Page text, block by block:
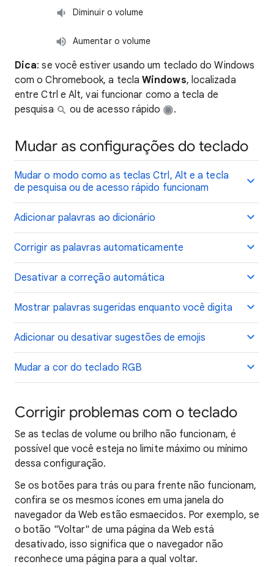
Diminuir o volume
Aumentar o volume
Dica: se você estiver usando um teclado do Windows
com o Chromebook, a teclaWindows, localizada
entre Ctrl e Alt, vai funcionar como a tecla de
pesquisa
ou de acesso rápido .
Mudar as configurações do teclado
Mudar o modo como as teclas Ctrl, Alt e a tecla
de pesquisa ou de acesso rápido funcionam
Adicionar palavras ao dicionário
Corrigir as palavras automaticamente
Desativar a correção automática
Mostrar palavras sugeridas enquanto você digita
Adicionar ou desativar sugestões de emojis
Mudar a cor do teclado RGB
Corrigir problemas com o teclado
Se as teclas de volume ou brilho não funcionam, é
possível que você esteja no limite máximo ou mínimo
dessa configuração.
Se os botões para trás ou para frente não funcionam,
confira se os mesmos ícones em uma janela do
navegador da Web estão esmaecidos. Por exemplo, se
o botão "Voltar" de uma página da Web está
desativado, isso significa que o navegador não
reconhece uma página para a qual voltar.